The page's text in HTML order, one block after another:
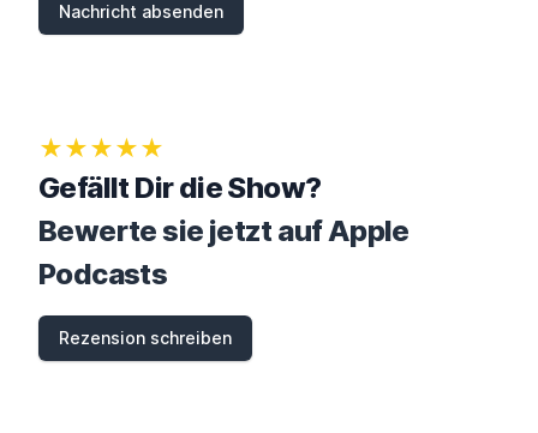
Nachricht absenden
★★★★★
Gefällt Dir die Show?
Bewerte sie jetzt auf Apple
Podcasts
Rezension schreiben